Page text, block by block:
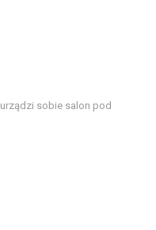
sobie salon pod